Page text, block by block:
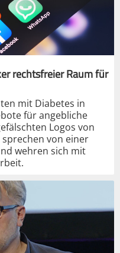
rechtsfreier Raum für
mit Diabetes in
für angebliche
Logos von
sprechen von einer
wehren sich mit